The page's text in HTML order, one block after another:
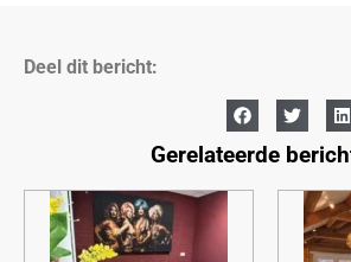
Deel dit bericht:
Gerelateerde